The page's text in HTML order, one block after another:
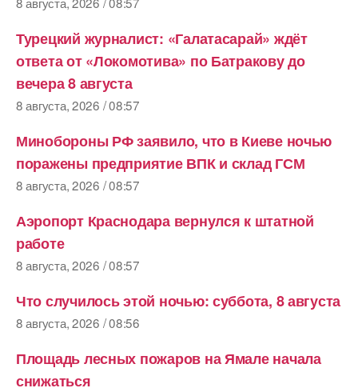
Турецкий журналист: «Галатасарай» ждёт
ответа от «Локомотива» по Батракову до
вечера 8 августа
8 августа, 2026 / 08:57
Минобороны РФ заявило, что в Киеве ночью
поражены предприятие ВПК и склад ГСМ
8 августа, 2026 / 08:57
Аэропорт Краснодара вернулся к штатной
работе
8 августа, 2026 / 08:57
Что случилось этой ночью: суббота, 8 августа
8 августа, 2026 / 08:56
Площадь лесных пожаров на Ямале начала
снижаться